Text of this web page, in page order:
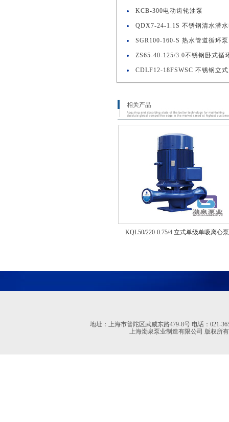
KCB-300电动齿轮油泵
QDX7-24-1.1S 不锈钢清水潜
SGR100-160-S 热水管道循环泵
ZS65-40-125/3.0不锈钢卧式循
CDLF12-18FSWSC 不锈钢立
相关产品
KQL50/220-0.75/4 立式单级单吸离心泵
地址：上海市普陀区武威东路479-8号 电话：021-
上海渤泉泵业制造有限公司 版权所